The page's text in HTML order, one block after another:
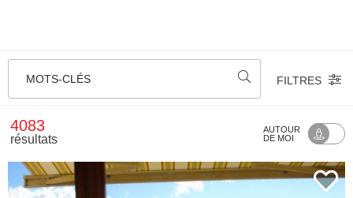
MOTS-CLÉS FILTRES
4083
résultats
AUTOUR
DE MOI